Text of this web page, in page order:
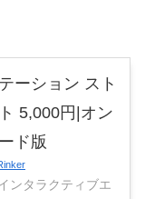
ーション スト
5,000円|オン
ド版
ンタラクティブエ